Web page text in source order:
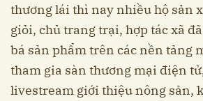
thương lái thì nay nhiều hộ sản
giỏi, chủ trang trại, hợp tác xã
bá sản phẩm trên các nền tảng
tham gia sàn thương mại điện
livestream giới thiệu nông sản,